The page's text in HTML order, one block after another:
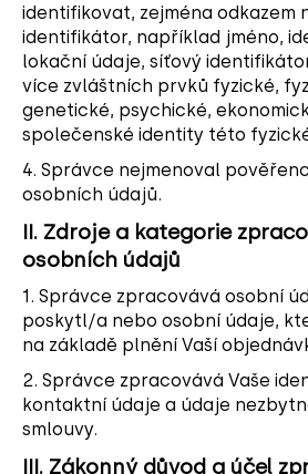
identifikovat, zejména odkazem
identifikátor, například jméno,
lokační údaje, síťový
více zvláštních prvků fyzické,
genetické, psychické,
společenské identity této
4. Správce nejmenoval
osobních údajů.
II. Zdroje a kategorie
osobních údajů
1. Správce zpracovává osobní
poskytl/a nebo osobní údaje,
na základě plnění Vaší
2. Správce zpracovává Vaše
kontaktní údaje a údaje
smlouvy.
III. Zákonný důvod a účel
HLEDAT
D
p
o
r
u
č
j
e
m
e